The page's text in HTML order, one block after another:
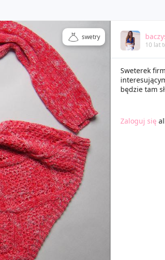
swetry
10 lat
Sweterek
będzie tam
Zaloguj się